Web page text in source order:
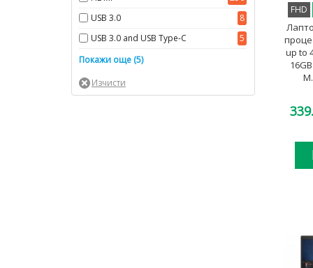
USB 3.0
8
USB 3.0 and USB Type-C
5
USB 3.1 and USB Type-C
USB 3.1 and USB Type-
C/DisplayPort
Покажи още (5)
FHD
up to